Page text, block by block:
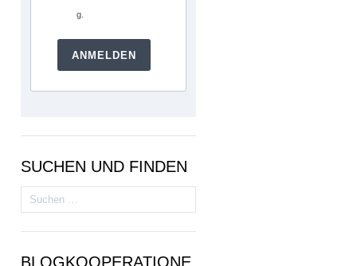
g.
ANMELDEN
SUCHEN UND FINDEN
Suchen
nach:
BLOGKOOPERATIONE